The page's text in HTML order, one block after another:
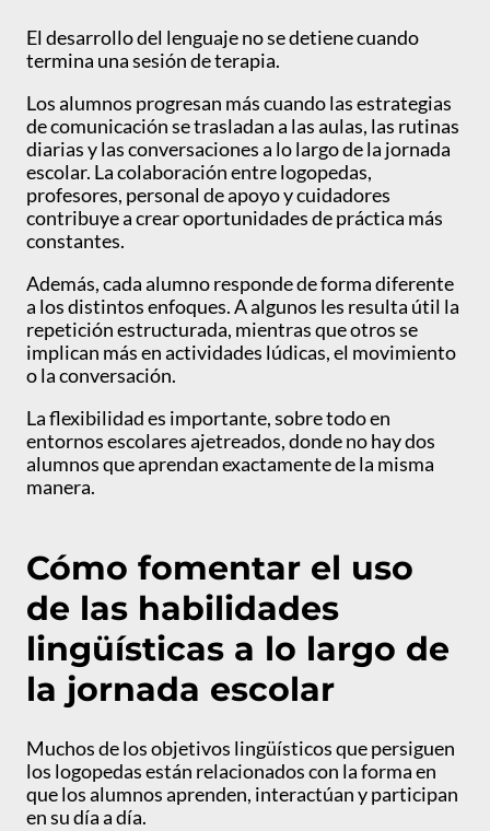
El desarrollo del lenguaje no se detiene cuando
termina una sesión de terapia.
Los alumnos progresan más cuando las estrategias
de comunicación se trasladan a las aulas, las rutinas
diarias y las conversaciones a lo largo de la jornada
escolar. La colaboración entre logopedas,
profesores, personal de apoyo y cuidadores
contribuye a crear oportunidades de práctica más
constantes.
Además, cada alumno responde de forma diferente
a los distintos enfoques. A algunos les resulta útil la
repetición estructurada, mientras que otros se
implican más en actividades lúdicas, el movimiento
o la conversación.
La flexibilidad es importante, sobre todo en
entornos escolares ajetreados, donde no hay dos
alumnos que aprendan exactamente de la misma
manera.
Cómo fomentar el uso
de las habilidades
lingüísticas a lo largo de
la jornada escolar
Muchos de los objetivos lingüísticos que persiguen
los logopedas están relacionados con la forma en
que los alumnos aprenden, interactúan y participan
en su día a día.